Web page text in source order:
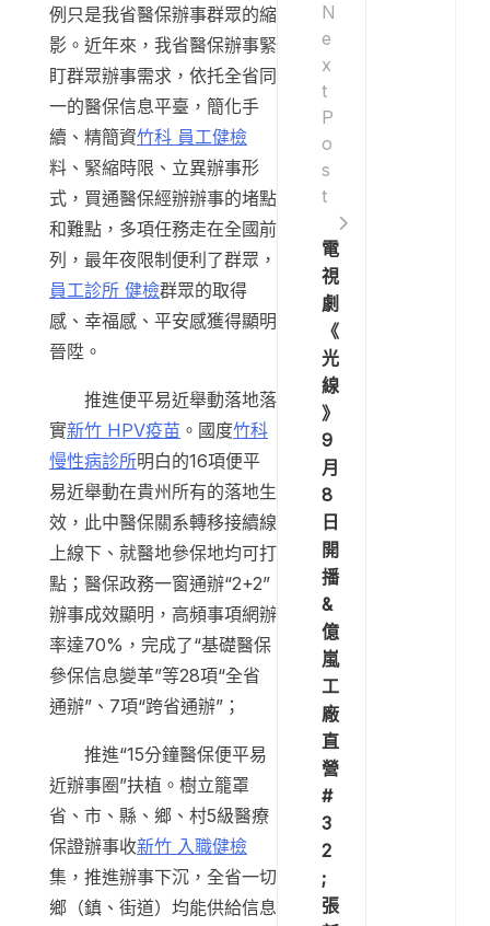
例只是我省醫保辦事群眾的縮
影。近年來，我省醫保辦事緊
盯群眾辦事需求，依托全省同
一的醫保信息平臺，簡化手
續、精簡資竹科 員工健檢
料、緊縮時限、立異辦事形
式，買通醫保經辦辦事的堵點
和難點，多項任務走在全國前
列，最年夜限制便利了群眾，
員工診所 健檢群眾的取得
感、幸福感、平安感獲得顯明
晉陞。
推進便平易近舉動落地落
實新竹 HPV疫苗 。國度竹科
慢性病診所明白的16項便平
易近舉動在貴州所有的落地生
效，此中醫保關系轉移接續線
上線下、就醫地參保地均可打
點；醫保政務一窗通辦“2+2”
辦事成效顯明，高頻事項網辦
率達70%，完成了“基礎醫保
參保信息變革”等28項“全省
通辦”、7項“跨省通辦”；
推進“15分鐘醫保便平易
近辦事圈”扶植。樹立籠罩
省、市、縣、鄉、村5級醫療
保證辦事收新竹 入職健檢
集，推進辦事下沉，全省一切
鄉（鎮、街道）均能供給信息
N
e
x
t
P
o
s
t
電
視
劇
《
光
線
》
9
月
8
日
開
播
&
億
嵐
工
廠
直
營
#
3
2
;
張